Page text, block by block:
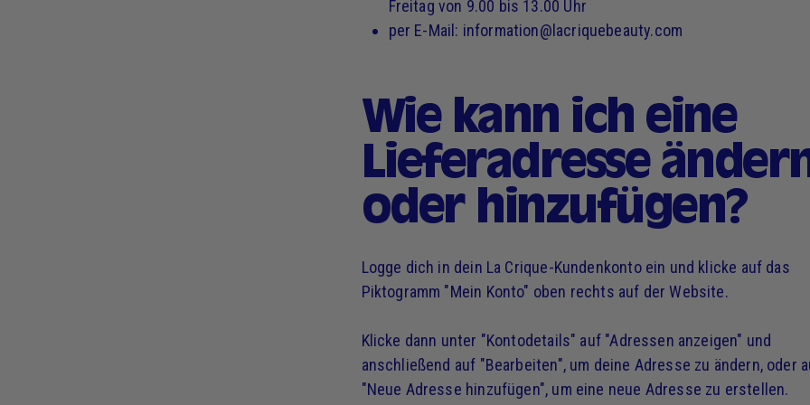
Freitag von 9.00 bis 13.00 Uhr
per E-Mail: information@lacriquebeauty.com
Wie kann ich eine
Lieferadresse
oder hinzufügen?
Logge dich in dein La Crique-Kundenkonto ein und klicke auf das
Piktogramm "Mein Konto" oben rechts auf der Website.
Klicke dann unter "Kontodetails" auf "Adressen anzeigen" und
anschließend auf "Bearbeiten", um deine Adresse zu ändern, oder
"Neue Adresse hinzufügen", um eine neue Adresse zu erstellen.